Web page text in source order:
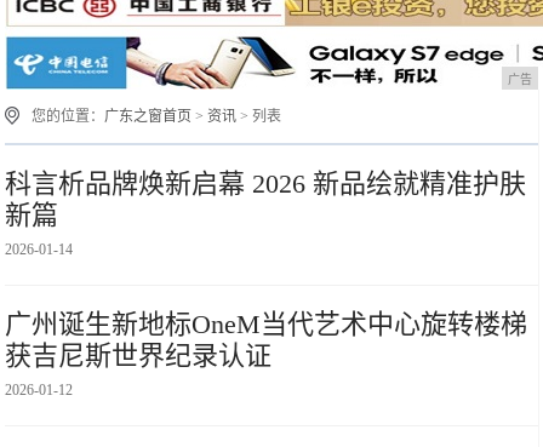
广告
您的位置： 广东之窗首页 >资讯 > 列表
科言析品牌焕新启幕 2026 新品绘就精准护肤
新篇
2026-01-14
广州诞生新地标OneM当代艺术中心旋转楼梯
获吉尼斯世界纪录认证
2026-01-12